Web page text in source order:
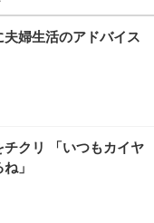
座面昇降 強化ナイロ
在宅ワーク H-WY01
デスクチェア メッシ
チェア 疲れない テレ
ト 30度ロッキング機
モニター | FlexScan
・USB Type-C・ホワ
ター DualSense 充電
ツ 厚型 ワイド 42枚
ツ L 中型犬用 26枚入
婦生活のアドバイス
クリ 「いつもカイヤ
」